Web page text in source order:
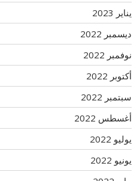
يناير 2023
ديسمبر 2022
نوفمبر 2022
أكتوبر 2022
سبتمبر 2022
أغسطس 2022
يوليو 2022
يونيو 2022